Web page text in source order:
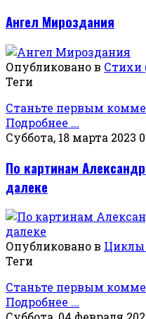
Ангел Мироздания
Опубликовано в Стихи
Теги
Станьте первым
Подробнее ...
Суббота, 18 марта 2023
По картинам
далеке
Опубликовано в Циклы
Теги
Станьте первым
Подробнее ...